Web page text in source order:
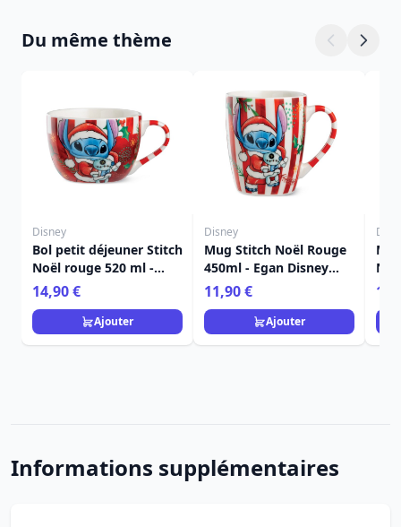
Du même thème
Disney
Bol petit déjeuner Stitch
Noël rouge 520 ml -
Egan Disney Home
14,90 €
Ajouter
Disney
Mug Stitch Noël Rouge
450ml - Egan Disney
Home
11,90 €
Ajouter
Informations supplémentaires